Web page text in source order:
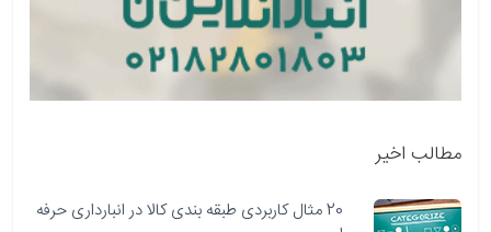
مطالب اخیر
20 مثال کاربردی طبقه بندی کالا در انبارداری حرفه